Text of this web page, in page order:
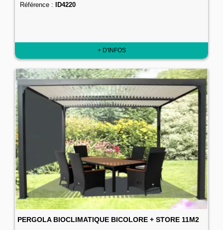
Référence : ID4220
+ D'INFOS
PERGOLA BIOCLIMATIQUE BICOLORE + STORE 11M2